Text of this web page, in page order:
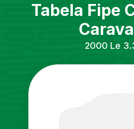
Tabela Fipe
2000 Le